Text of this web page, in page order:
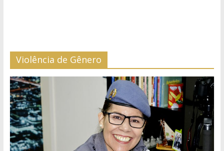
Violência de Gênero